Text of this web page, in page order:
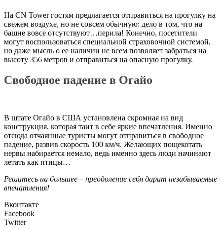
На CN Tower гостям предлагается отправиться на прогулку на
свежем воздухе, но не совсем обычную: дело в том, что на
башне вовсе отсутствуют…перила! Конечно, посетители
могут воспользоваться специальной страховочной системой,
но даже мысль о ее наличии не всем позволяет забраться на
высоту 356 метров и отправиться на опасную прогулку.
Свободное падение в Огайо
В штате Огайо в США установлена скромная на вид
конструкция, которая таит в себе яркие впечатления. Именно
отсюда отчаянные туристы могут отправиться в свободное
падение, развив скорость 100 км/ч. Желающих пощекотать
нервы набирается немало, ведь именно здесь люди начинают
летать как птицы…
Решитесь на большее – преодоление себя дарит незабываемые
впечатления!
Вконтакте
Facebook
Twitter